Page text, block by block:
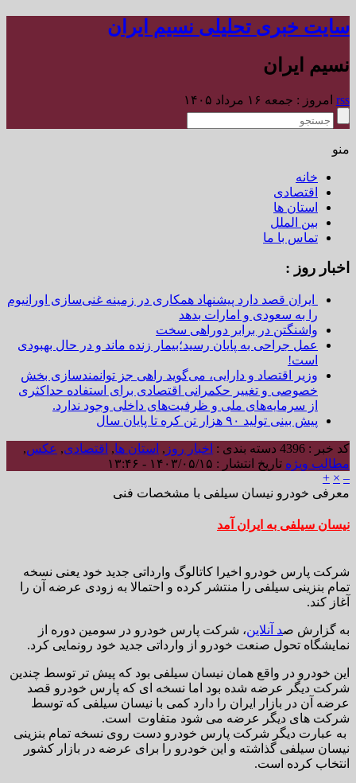
سایت خبری تحلیلی نسیم ایران
نسیم ایران
rss امروز : جمعه ۱۶ مرداد ۱۴۰۵
منو
خانه
اقتصادی
استان ها
بین الملل
تماس با ما
اخبار روز :
ایران قصد دارد پیشنهاد همکاری در زمینه غنی‌سازی اورانیوم
را به سعودی و امارات بدهد
واشنگتن در برابر دوراهی سخت
عمل جراحی به پایان رسید؛بیمار زنده ماند و در حال بهبودی
است!
وزیر اقتصاد و دارایی، می‌گوید راهی جز توانمندسازی بخش
خصوصی و تغییر حکمرانی اقتصادی برای استفاده حداکثری
از سرمایه‌های ملی و ظرفیت‌های داخلی وجود ندارد.
پیش بینی تولید ۹۰ هزار تن کره تا پایان سال
کد خبر : 4396 دسته بندی : اخبار روز , استان ها, اقتصادی, عکس,
مطالب ویژه تاریخ انتشار : ۱۴۰۳/۰۵/۱۵ - ۱۳:۴۶
–
×
+
معرفی خودرو نیسان سیلفی با مشخصات فنی
نیسان سیلفی به ایران آمد
شرکت پارس خودرو اخیرا کاتالوگ وارداتی جدید خود یعنی نسخه
تمام بنزینی سیلفی را منتشر کرده و احتمالا به زودی عرضه آن را
آغاز کند.
به گزارش صد آنلاین، شرکت پارس خودرو در سومین دوره از
نمایشگاه تحول صنعت خودرو از وارداتی جدید خود رونمایی کرد.
این خودرو در واقع همان نیسان سیلفی بود که پیش تر توسط چندین
شرکت دیگر عرضه شده بود اما نسخه ای که پارس خودرو قصد
عرضه آن در بازار ایران را دارد کمی با نیسان سیلفی که توسط
شرکت های دیگر عرضه می شود متفاوت است.
به عبارت دیگر شرکت پارس خودرو دست روی نسخه تمام بنزینی
نیسان سیلفی گذاشته و این خودرو را برای عرضه در بازار کشور
انتخاب کرده است.